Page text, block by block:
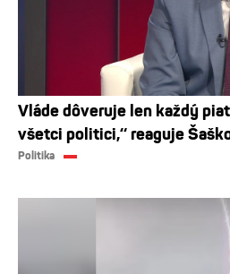
Vláde dôveruje len každý
všetci politici,“ reaguje
Politika